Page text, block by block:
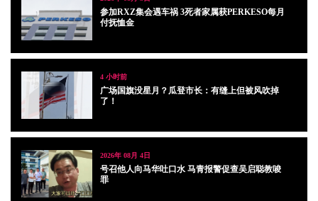
参加RXZ集会遇车祸 3死者家属获PERKESO每月
付抚恤金
4 小时前
广场国旗没星月？瓜登市长：有缝上但被风吹掉
了！
2026年 08月 4日
号召他人向马华吐口水 马青报警促查吴启聪教唆
罪